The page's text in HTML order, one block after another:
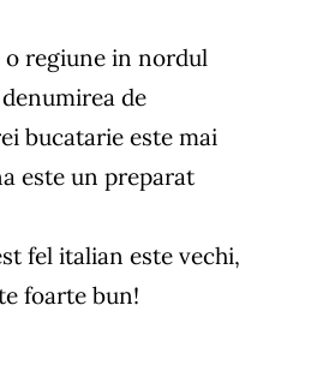
o regiune in nordul
de
bucatarie este mai
este un preparat
fel italian este vechi,
foarte bun!